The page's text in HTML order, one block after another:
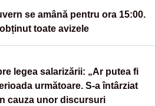
se amână pentru ora 15:00.
toate avizele
legea salarizării: „Ar putea fi
următoare. S-a întârziat
cauza unor discursuri